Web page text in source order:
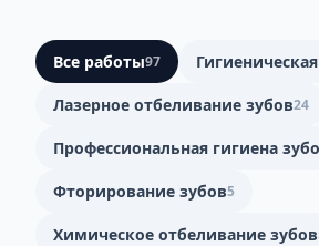
Все работы97
Лазерное отбеливание зубов24
Профессиональная гигиена
Фторирование зубов5
Химическое отбеливание зубов